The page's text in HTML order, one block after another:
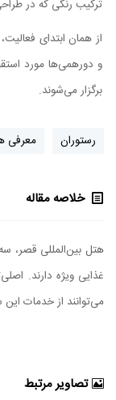
ترکیب رنگی که در
و دورهمی‌ها مورد
برگزار می‌شوند.
رستوران معرفی
خلاصه مقاله
غذایی ویژه دارند.
می‌توانند از خدمات
تصاویر مرتبط